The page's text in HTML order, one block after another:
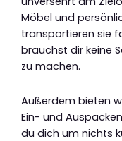
Möbel und
transportieren sie
brauchst dir keine
zu machen.
Außerdem bieten
Ein- und
du dich um nichts